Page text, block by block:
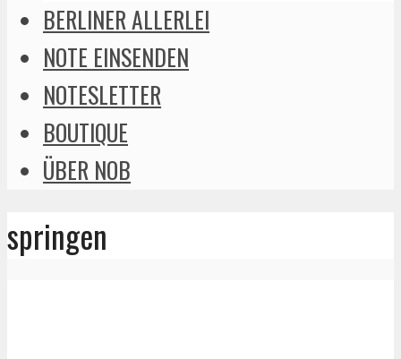
BERLINER ALLERLEI
NOTE EINSENDEN
NOTESLETTER
BOUTIQUE
ÜBER NOB
springen